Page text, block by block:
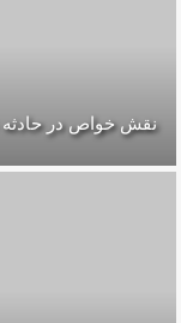
نقش خواص در حادثه